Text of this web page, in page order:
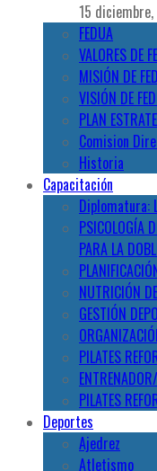
15
FEDUA
VALORES DE
MISIÓN DE
VISIÓN DE
PLAN
Comision
Historia
Capacitación
Diplomatura:
PSICOLOGÍA
PARA LA
NUTRICIÓN
GESTIÓN
PILATES
PILATES
Deportes
Ajedrez
Atletismo